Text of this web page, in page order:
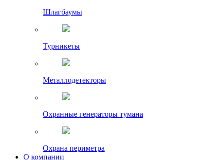
Шлагбаумы
Турникеты
Металлодетекторы
Охранные генераторы тумана
Охрана периметра
О компании